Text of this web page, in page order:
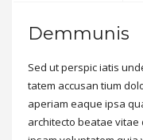
Demmunis
Sed ut perspic iatis
tatem accusan tium
aperiam eaque ipsa
architecto beatae vitae